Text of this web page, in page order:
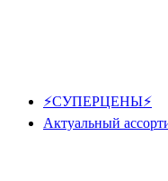
⚡СУПЕРЦЕНЫ⚡
Актуальный